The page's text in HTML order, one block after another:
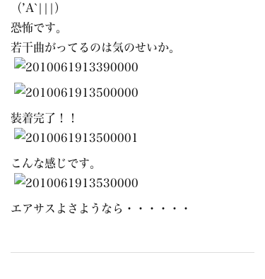
（’A`|||）
恐怖です。
若干曲がってるのは気のせいか。
装着完了！！
こんな感じです。
エアサスよさようなら・・・・・・